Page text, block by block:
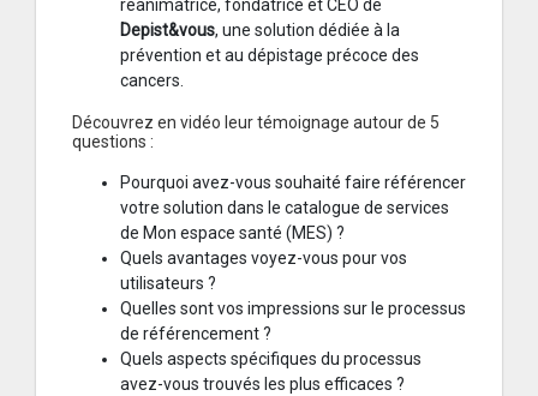
réanimatrice, fondatrice et CEO de
Depist&vous, une solution dédiée à la
prévention et au dépistage précoce des
cancers.
Découvrez en vidéo leur témoignage autour de 5
questions :
Pourquoi avez-vous souhaité faire référencer
votre solution dans le catalogue de services
de Mon espace santé (MES) ?
Quels avantages voyez-vous pour vos
utilisateurs ?
Quelles sont vos impressions sur le processus
de référencement ?
Quels aspects spécifiques du processus
avez-vous trouvés les plus efficaces ?